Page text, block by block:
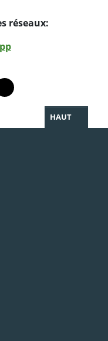
réseaux:
Linkedin
profil Facebook
vers le profil Twitter
Partager par WhatsApp
HAUT